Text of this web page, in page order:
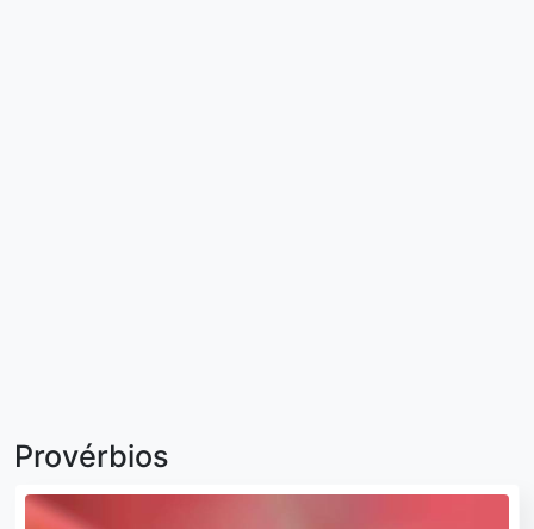
Provérbios